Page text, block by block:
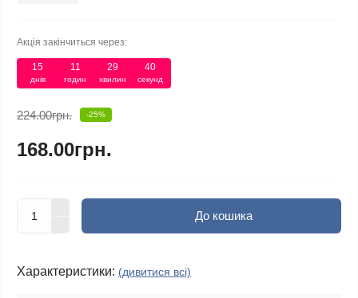
Акція закінчиться через:
15
днів
11
годин
29
хвилин
40
секунд
224.00грн. -25%
168.00грн.
До кошика
Характеристики: (дивитися всі)